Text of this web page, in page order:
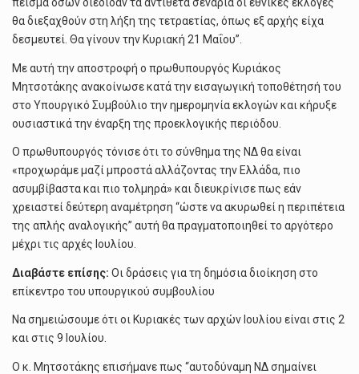
θα διεξαχθούν στη λήξη της τετραετίας, όπως εξ αρχής είχα
δεσμευτεί. Θα γίνουν την Κυριακή 21 Μαΐου”.
Με αυτή την αποστροφή ο πρωθυπουργός Κυριάκος
Μητσοτάκης ανακοίνωσε κατά την εισαγωγική τοποθέτησή του
στο Υπουργικό Συμβούλιο την ημερομηνία εκλογών και κήρυξε
ουσιαστικά την έναρξη της προεκλογικής περιόδου.
Ο πρωθυπουργός τόνισε ότι το σύνθημα της ΝΔ θα είναι
«προχωράμε μαζί μπροστά αλλάζοντας την Ελλάδα, πιο
ασυμβίβαστα και πιο τολμηρά» και διευκρίνισε πως εάν
χρειαστεί δεύτερη αναμέτρηση “ώστε να ακυρωθεί η περιπέτεια
της απλής αναλογικής” αυτή θα πραγματοποιηθεί το αργότερο
μέχρι τις αρχές Ιουλίου.
Διαβάστε επίσης: Οι δράσεις για τη δημόσια διοίκηση στο
επίκεντρο του υπουργικού συμβουλίου
Να σημειώσουμε ότι οι Κυριακές των αρχών Ιουλίου είναι στις 2
και στις 9 Ιουλίου.
Ο κ. Μητσοτάκης επισήμανε πως “αυτοδύναμη ΝΔ σημαίνει